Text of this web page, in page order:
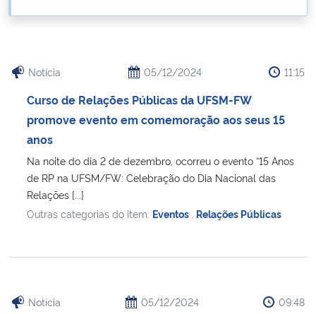
Ministério de Minas e Energia
Ministério da Ciência, Tecnologia, Inovações e Comunicações
Ministério do Meio Ambiente
Ministério do Turismo
Ministério do Desenvolvimento Regional
Notícia 05/12/2024 11:15
Curso de Relações Públicas da UFSM-FW
promove evento em comemoração aos seus 15
anos
Na noite do dia 2 de dezembro, ocorreu o evento “15 Anos
de RP na UFSM/FW: Celebração do Dia Nacional das
Relações [...]
Outras categorias do item: Eventos Relações Públicas
Notícia 05/12/2024 09:48